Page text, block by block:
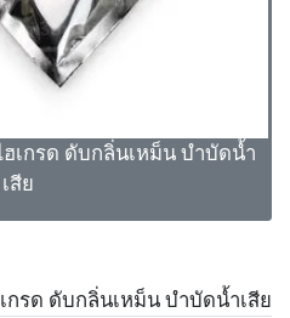
เกรด ดับกลิ่นเหม็น บำบัดนํ้า
เสีย
กรด ดับกลิ่นเหม็น บำบัดนํ้าเสีย